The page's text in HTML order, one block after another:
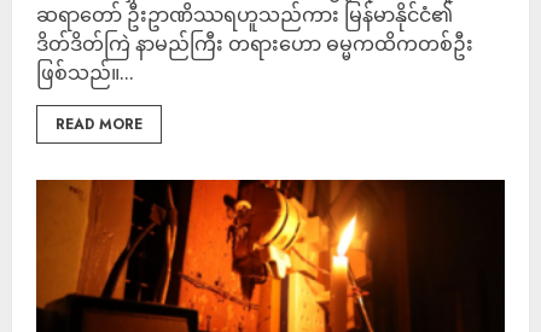
ဆရာတော် ဦးဥာဏိဿရဟူသည်ကား မြန်မာနိုင်ငံ၏
ဒိတ်ဒိတ်ကြဲ နာမည်ကြီး တရားဟော ဓမ္မကထိကတစ်ဦး
ဖြစ်သည်။...
READ MORE